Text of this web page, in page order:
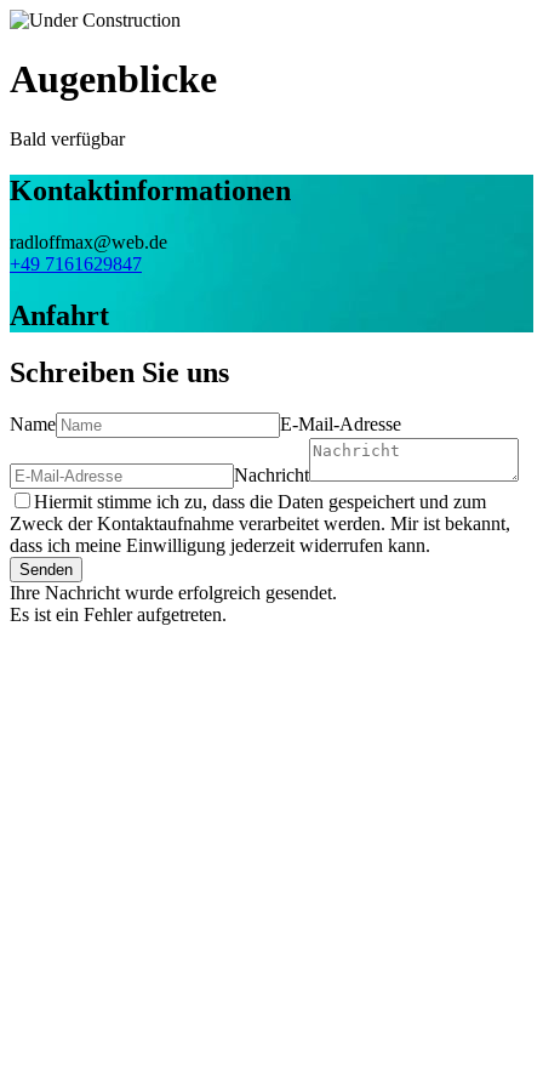
Augenblicke
Bald verfügbar
Kontaktinformationen
radloffmax@web.de
+49 7161629847
Anfahrt
Schreiben Sie uns
Name E-Mail-Adresse
Nachricht
Hiermit stimme ich zu, dass die Daten gespeichert und zum
Zweck der Kontaktaufnahme verarbeitet werden. Mir ist bekannt,
dass ich meine Einwilligung jederzeit widerrufen kann.
Senden
Ihre Nachricht wurde erfolgreich gesendet.
Es ist ein Fehler aufgetreten.